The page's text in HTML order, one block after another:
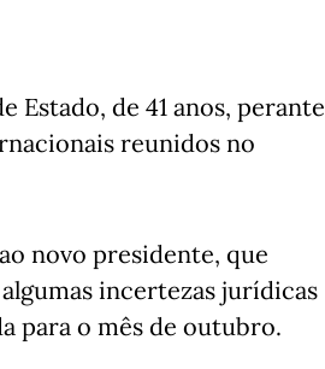
Estado, de 41 anos, perante
reunidos no
novo presidente, que
incertezas jurídicas
para o mês de outubro.